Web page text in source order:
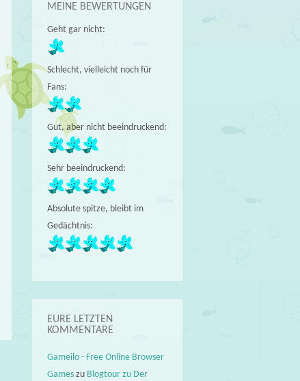
MEINE BEWERTUNGEN
Geht gar nicht:
Schlecht, vielleicht noch für
Fans:
Gut, aber nicht beeindruckend:
Sehr beeindruckend:
Absolute spitze, bleibt im
Gedächtnis:
EURE LETZTEN
KOMMENTARE
Gameilo - Free Online Browser
Games zu Blogtour zu Der